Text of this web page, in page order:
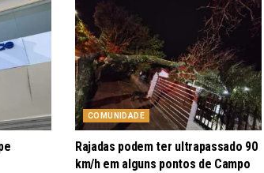
COMUNIDADE
Rajadas podem ter ultrapassado 90
km/h em alguns pontos de Campo